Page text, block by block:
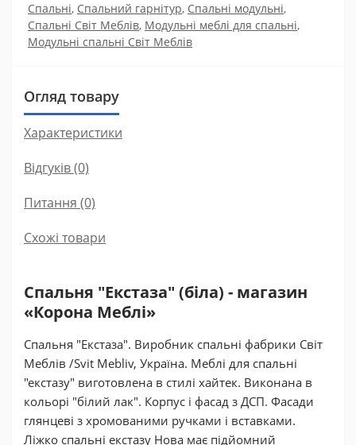
Спальні, Спальний гарнітур, Спальні модульні,
Спальні Світ Меблів, Модульні меблі для спальні,
Модульні спальні Світ Меблів
Огляд товару
Характеристики
Відгуків (0)
Питання (0)
Схожі товари
Спальня "Екстаза" (біла) - магазин
«Корона Меблі»
Спальня "Екстаза". Виробник спальні фабрики Світ
Меблів /Svit Mebliv, Україна. Меблі для спальні
"екстазу" виготовлена в стилі хайтек. Виконана в
кольорі "білий лак". Корпус і фасад з ДСП. Фасади
глянцеві з хромованими ручками і вставками.
Ліжко спальні екстазу Нова має підйомний